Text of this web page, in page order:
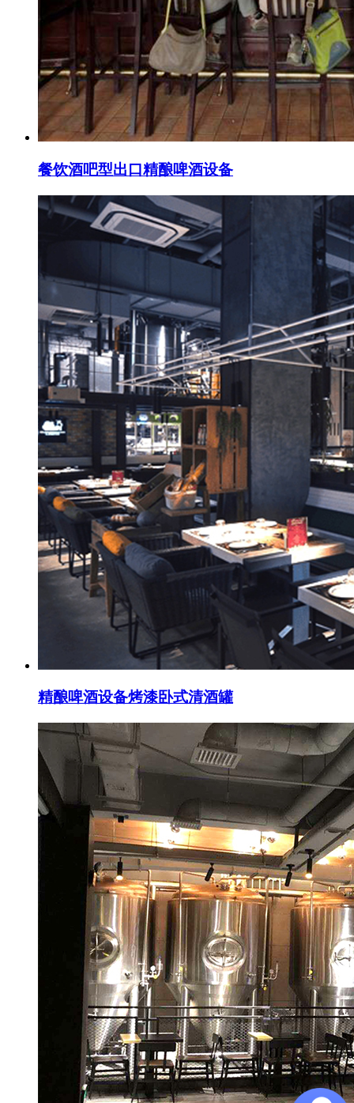
餐饮酒吧型出口精酿啤酒设备
精酿啤酒设备烤漆卧式清酒罐